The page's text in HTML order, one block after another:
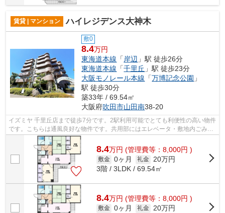
賃貸 | マンション ハイレジデンス大神木
敷0
8.4万円
東海道本線 「 岸辺 」駅 徒歩26分
東海道本線 「千里丘 」駅 徒歩23分
大阪モノレール本線 「万博記念公園 」
駅 徒歩30分
築33年 / 69.54㎡
大阪府吹田市山田南38-20
イズミヤ 千里丘店まで徒歩7分です。2駅利用可能でとても利便性の高い物件
です。こちらは通風良好な物件です。共用部にはエレベータ・敷地内ごみ置
き場など様々な設備やサービスが揃っ...
8.4万円 (管理費等：8,000円 )
敷金 0ヶ月 礼金 20万円
3階 / 3LDK / 69.54㎡
8.4万円 (管理費等：8,000円 )
敷金 0ヶ月 礼金 20万円